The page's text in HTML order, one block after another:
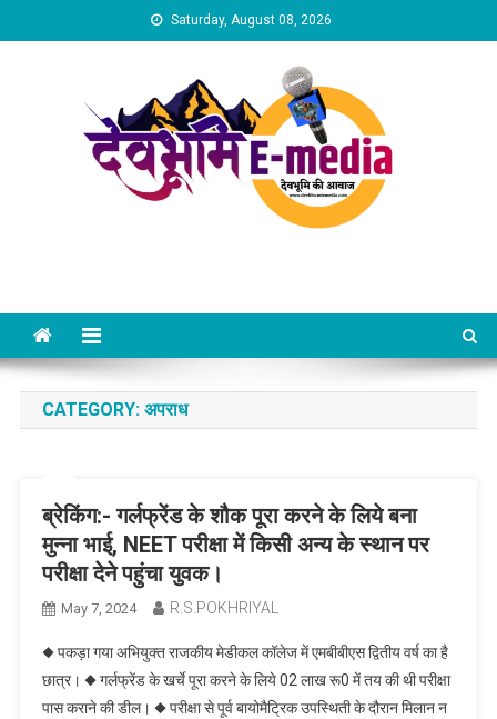
to
Saturday, August 08, 2026
CATEGORY: अपराध
ब्रेकिंग:- गर्लफ्रेंड के शौक पूरा करने के लिये बना
मुन्ना भाई, NEET परीक्षा में किसी अन्य के स्थान पर
परीक्षा देने पहुंचा युवक।
May 7, 2024 R.S.POKHRIYAL
◆ पकड़ा गया अभियुक्त राजकीय मेडीकल कॉलेज में एमबीबीएस द्वितीय वर्ष का है
छात्र। ◆ गर्लफ्रेंड के खर्चे पूरा करने के लिये 02 लाख रू0 में तय की थी परीक्षा
पास कराने की डील। ◆ परीक्षा से पूर्व बायोमैट्रिक उपस्थिती के दौरान मिलान न